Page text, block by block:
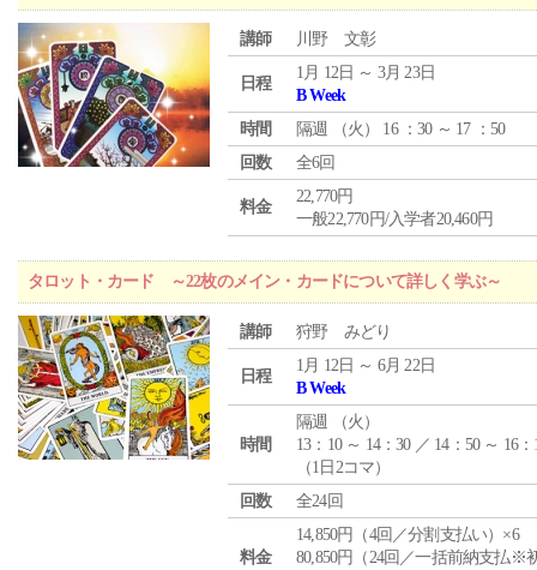
講師 川野 文彰
日程
1月 12日 ～ 3月 23日
B Week
時間
隔週 （火 ） 16 ：30 ～ 17 ：50
回数
全6回
料金
22,770円
一般22,770円/入学者20,460円
タロット・カード ～22枚のメイン・カードについて詳しく学ぶ～
講師 狩野 みどり
日程
1月 12日 ～ 6月 22日
B Week
時間
隔週 （火 ）
13：10 ～ 14：30 ／ 14：50 ～ 16：
（1日2コマ）
回数
全24回
料金
14,850円（4回／分割支払い）×6
80,850円（24回／一括前納支払※